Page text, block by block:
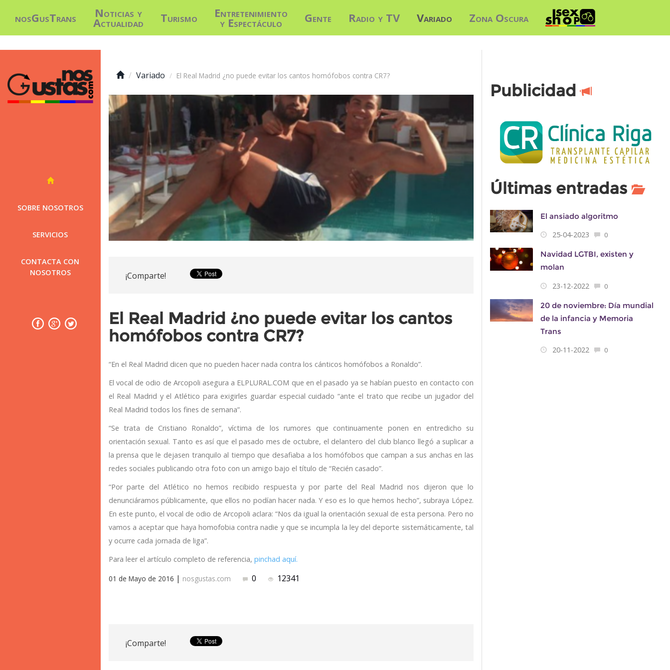
nosGusTrans Noticias y
Actualidad Turismo Entretenimiento
y Espectáculo Gente Radio y TV Variado Zona Oscura
SOBRE NOSOTROS
SERVICIOS
CONTACTA CON
NOSOTROS
Variado El Real Madrid ¿no puede evitar los cantos homófobos contra CR7?
¡Comparte!
El Real Madrid ¿no puede evitar los cantos
homófobos contra CR7?
“En el Real Madrid dicen que no pueden hacer nada contra los cánticos homófobos a Ronaldo”.
El vocal de odio de Arcopoli asegura a ELPLURAL.COM que en el pasado ya se habían puesto en contacto con
el Real Madrid y el Atlético para exigirles guardar especial cuidado “ante el trato que recibe un jugador del
Real Madrid todos los fines de semana”.
“Se trata de Cristiano Ronaldo”, víctima de los rumores que continuamente ponen en entredicho su
orientación sexual. Tanto es así que el pasado mes de octubre, el delantero del club blanco llegó a suplicar a
la prensa que le dejasen tranquilo al tiempo que desafiaba a los homófobos que campan a sus anchas en las
redes sociales publicando otra foto con un amigo bajo el título de “Recién casado”.
“Por parte del Atlético no hemos recibido respuesta y por parte del Real Madrid nos dijeron que lo
denunciáramos públicamente, que ellos no podían hacer nada. Y eso es lo que hemos hecho”, subraya López.
En este punto, el vocal de odio de Arcopoli aclara: “Nos da igual la orientación sexual de esta persona. Pero no
vamos a aceptar que haya homofobia contra nadie y que se incumpla la ley del deporte sistemáticamente, tal
y ocurre cada jornada de liga”.
Para leer el artículo completo de referencia, pinchad aquí.
01 de Mayo de 2016 | nosgustas.com 0 12341
¡Comparte!
Publicidad
Últimas entradas
El ansiado algoritmo
25-04-2023
0
Navidad LGTBI, existen y
molan
23-12-2022
0
20 de noviembre: Día mundial
de la infancia y Memoria
Trans
20-11-2022
0